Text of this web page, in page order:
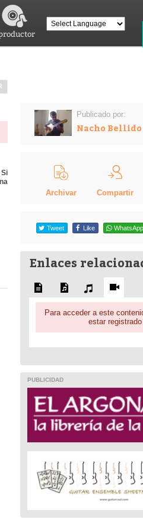
Publicado por:
Nacho
Archivar Compartir
Tweet Like WhatsApp
Enlaces
Para acceder a este
estar registrado
PUBLICIDAD